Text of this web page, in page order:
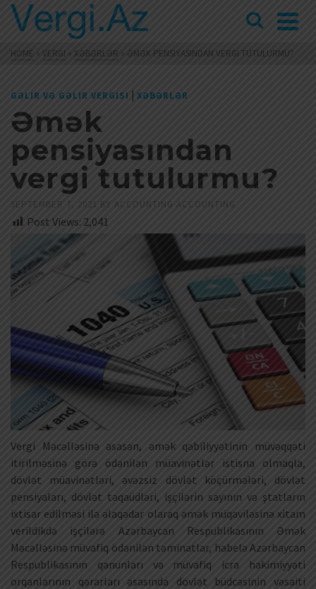
HOME » VERGI » XƏBƏRLƏR » ƏMƏK PENSIYASINDAN VERGI TUTULURMU?
GƏLIR VƏ GƏLIR VERGISI | XƏBƏRLƏR
Əmək
pensiyasından
vergi tutulurmu?
SEPTEMBER 7, 2021 BY ACCOUNTING ACCOUNTING
Post Views: 2,041
Vergi Məcəlləsinə əsasən, əmək qabiliyyətinin müvəqqəti
itirilməsinə görə ödənilən müavinətlər istisna olmaqla,
dövlət müavinətləri, əvəzsiz dövlət köçürmələri, dövlət
pensiyaları, dövlət təqaüdləri, işçilərin sayının və ştatların
ixtisar edilməsi ilə əlaqədar olaraq əmək müqaviləsinə xitam
verildikdə işçilərə Azərbaycan Respublikasının Əmək
Məcəlləsinə müvafiq ödənilən təminatlar, habelə Azərbaycan
Respublikasının qanunları və müvafiq icra hakimiyyəti
orqanlarının qərarları əsasında dövlət büdcəsinin vəsaiti